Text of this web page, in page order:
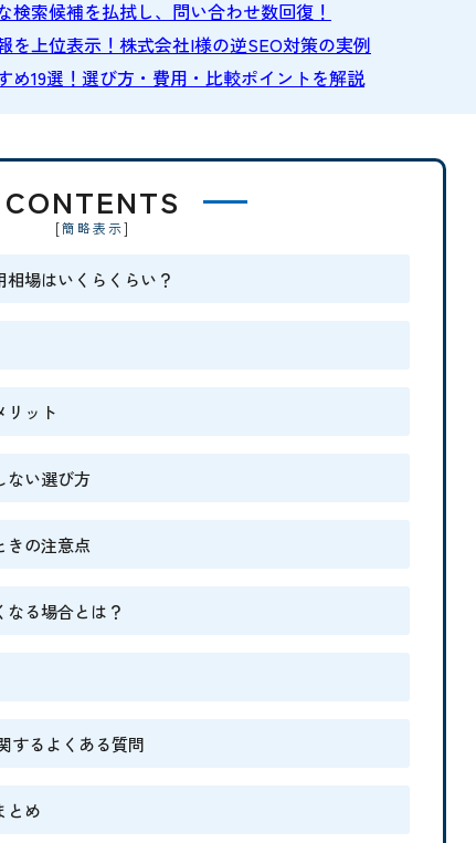
索候補を払拭し、問い合わせ数回復！
上位表示！株式会社I様の逆SEO対策の実例
め19選！選び方・費用・比較ポイントを解説
CONTENTS
[簡略表示]
場はいくらくらい？
リット
ない選び方
きの注意点
る場合とは？
するよくある質問
とめ